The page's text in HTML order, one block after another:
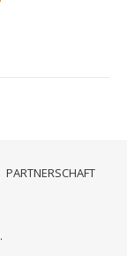
PARTNERSCHAFT
.